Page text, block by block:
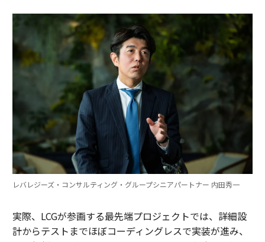
レバレジーズ・コンサルティング・グループシニアパートナー 内田秀一
実際、LCGが参画する最先端プロジェクトでは、詳細設
計からテストまでほぼコーディングレスで実装が進み、